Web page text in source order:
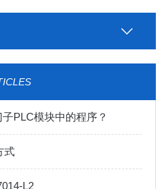
PLC模块中的程序？
式
L2